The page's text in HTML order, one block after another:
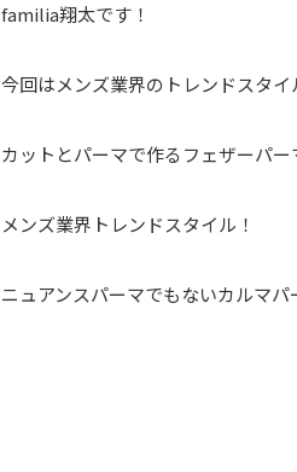
familia翔太です！
今回はメンズ業界のトレンドスタ
カットとパーマで作るフェザーパ
メンズ業界トレンドスタイル！
ニュアンスパーマでもないカルマ